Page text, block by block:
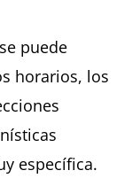
puede
horarios, los
específica.